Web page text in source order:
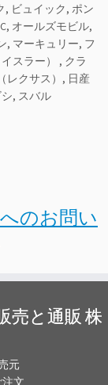
, ビュイック, ポン
オールズモビル,
, マーキュリー, フ
スラー） , クラ
レクサス）, 日産
, スバル
のお問い
売と通販 株
元
注文